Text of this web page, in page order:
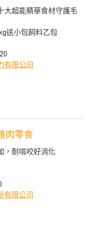
大超能精華食材守護毛
送小包飼料乙包
有限公司
肉零食
，耐啃咬好消化
有限公司